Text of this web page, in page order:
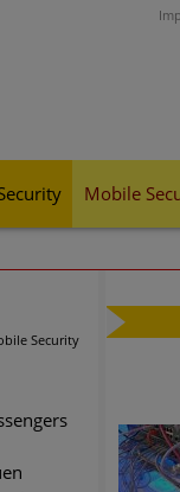
Mobile
Welle an
Cyber-
Bedrohungen
Security